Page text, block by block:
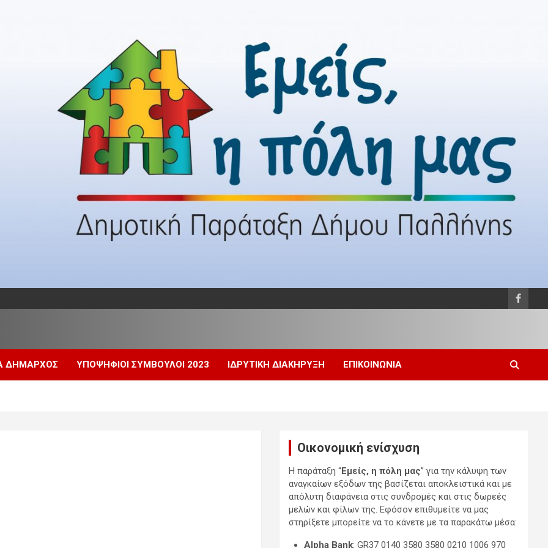
ΔΗΜΑΡΧΟΣ ΥΠΟΨΗΦΙΟΙ ΣΥΜΒΟΥΛΟΙ 2023 ΙΔΡΥΤΙΚΗ ΔΙΑΚΗΡΥΞΗ ΕΠΙΚΟΙΝΩΝΙΑ
Οικονομική ενίσχυση
Η παράταξη “Εμείς, η πόλη μας” για την κάλυψη των
αναγκαίων εξόδων της βασίζεται αποκλειστικά και με
απόλυτη διαφάνεια στις συνδρομές και στις δωρεές
μελών και φίλων της. Εφόσον επιθυμείτε να μας
στηρίξετε μπορείτε να το κάνετε με τα παρακάτω μέσα:
Alpha Bank: GR37 0140 3580 3580 0210 1006 970